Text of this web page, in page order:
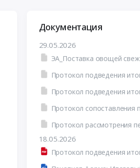
Документация
29.05.2026
ЭА_Поставка овощей
Протокол сопоставления
18.05.2026